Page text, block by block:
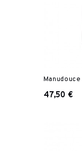
Manudouce
47,50 €